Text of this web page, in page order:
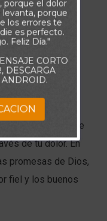
porque
y retrasa tu
de la
herido, la
en la
tu capacidad de
de tu dolor. En
promesas de Dios,
fiel y los buenos
porque el dolor
levanta, porque
los errores te
es perfecto.
Feliz Día."
CORTO
DESCARGA
ANDROID.